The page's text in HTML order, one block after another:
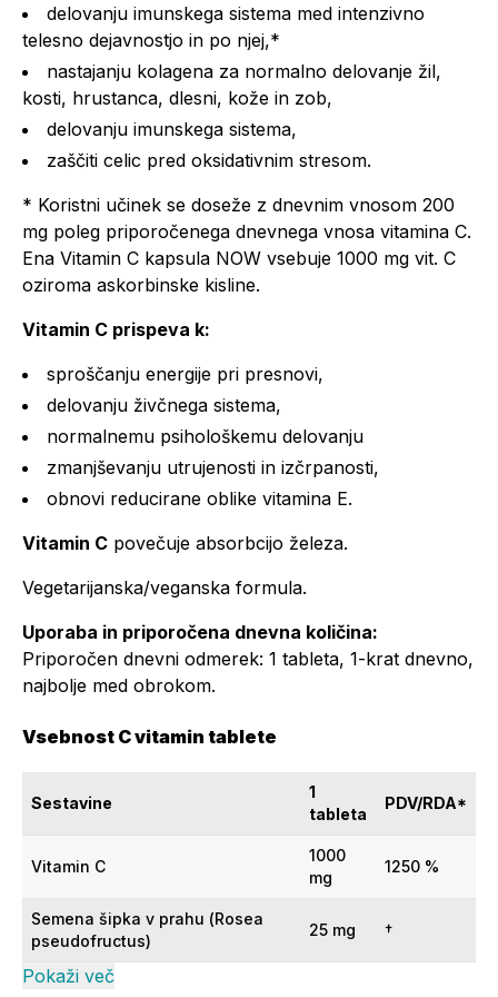
delovanju imunskega sistema med intenzivno
telesno dejavnostjo in po njej,*
nastajanju kolagena za normalno delovanje žil,
kosti, hrustanca, dlesni, kože in zob,
delovanju imunskega sistema,
zaščiti celic pred oksidativnim stresom.
* Koristni učinek se doseže z dnevnim vnosom 200
mg poleg priporočenega dnevnega vnosa vitamina C.
Ena Vitamin C kapsula NOW vsebuje 1000 mg vit. C
oziroma askorbinske kisline.
Vitamin C prispeva k:
sproščanju energije pri presnovi,
delovanju živčnega sistema,
normalnemu psihološkemu delovanju
zmanjševanju utrujenosti in izčrpanosti,
obnovi reducirane oblike vitamina E.
Vitamin C povečuje absorbcijo železa.
Vegetarijanska/veganska formula.
Uporaba in priporočena dnevna količina:
Priporočen dnevni odmerek: 1 tableta, 1-krat dnevno,
najbolje med obrokom.
Vsebnost C vitamin tablete
Sestavine
1
tableta
PDV/RDA*
Vitamin C
1000
mg
1250 %
Semena šipka v prahu (Rosea
pseudofructus)
25 mg †
Pokaži več